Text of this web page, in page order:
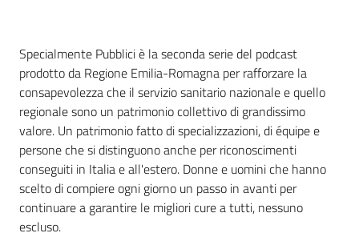
Specialmente Pubblici è la seconda serie del podcast
prodotto da Regione Emilia-Romagna per rafforzare la
consapevolezza che il servizio sanitario nazionale e quello
regionale sono un patrimonio collettivo di grandissimo
valore. Un patrimonio fatto di specializzazioni, di équipe e
persone che si distinguono anche per riconoscimenti
conseguiti in Italia e all'estero. Donne e uomini che hanno
scelto di compiere ogni giorno un passo in avanti per
continuare a garantire le migliori cure a tutti, nessuno
escluso.